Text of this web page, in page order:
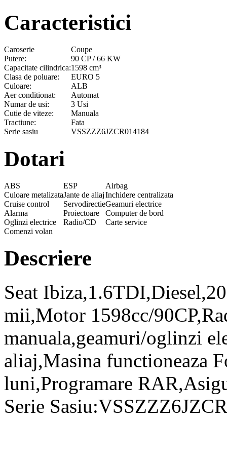
Caracteristici
Caroserie
Coupe
Putere:
90 CP / 66 KW
Capacitate cilindrica:1598 cm³
Clasa de poluare:
EURO 5
Culoare:
ALB
Aer conditionat:
Automat
Numar de usi:
3 Usi
Cutie de viteze:
Manuala
Tractiune:
Fata
Serie sasiu
VSSZZZ6JZCR014184
Dotari
ABS ESP
Airbag
Culoare metalizataJante de aliajInchidere centralizata
Cruise control
ServodirectieGeamuri electrice
Alarma
Proiectoare
Computer de bord
Oglinzi electrice
Radio/CD
Carte service
Comenzi volan
Descriere
Seat
mii,Motor 1598cc/
manuala,geamuri/oglinzi
aliaj,Masina functioneaza
luni,Programare
Serie